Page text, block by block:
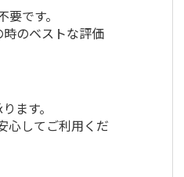
です。
のベストな評価
ます。
心してご利用くだ